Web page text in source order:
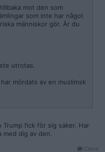
mot den som
som inte har något
människor gör. Är du
utrotas.
mördats av en muslimsk
logik.
fick för sig saker. Har
med dig av den.
Citera